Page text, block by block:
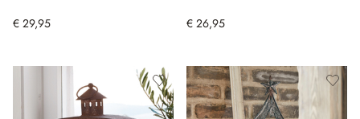
€ 29,95 € 26,95